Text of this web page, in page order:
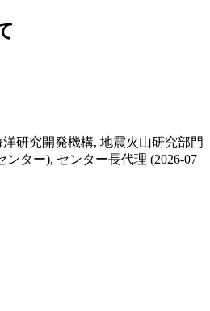
研究開発機構, 地震火山研究部門
ンター), センター長代理 (2026-07